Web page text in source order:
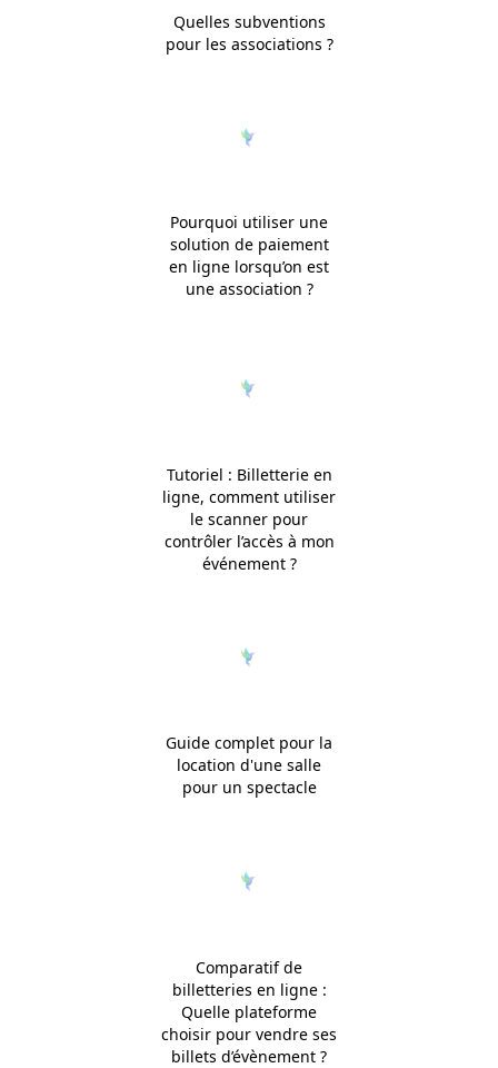
Quelles subventions
pour les associations ?
Pourquoi utiliser une
solution de paiement
en ligne lorsqu’on est
une association ?
Tutoriel : Billetterie en
ligne, comment utiliser
le scanner pour
contrôler l’accès à mon
événement ?
Guide complet pour la
location d'une salle
pour un spectacle
Comparatif de
billetteries en ligne :
Quelle plateforme
choisir pour vendre ses
billets d’évènement ?